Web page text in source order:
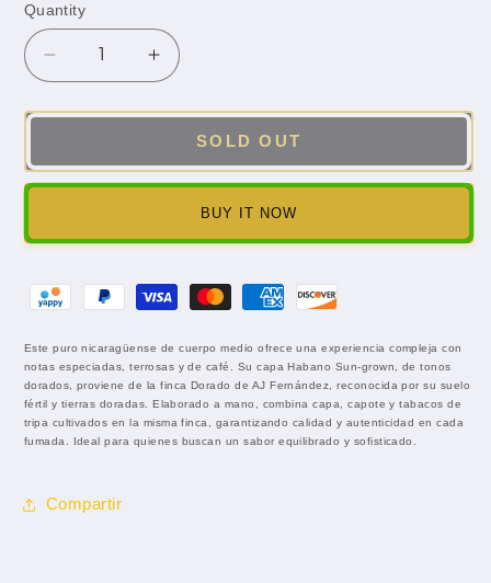
Quantity
Quantity
Decrease
quantity
for
Fernandez
New
Figurado
Increase
quantity
for
Fernandez
New
World
Figurado
SOLD OUT
BUY IT NOW
Este puro nicaragüense de cuerpo medio ofrece una experiencia compleja con
notas especiadas, terrosas y de café. Su capa Habano Sun-grown, de tonos
dorados, proviene de la finca Dorado de AJ Fernández, reconocida por su suelo
fértil y tierras doradas. Elaborado a mano, combina capa, capote y tabacos de
tripa cultivados en la misma finca, garantizando calidad y autenticidad en cada
fumada. Ideal para quienes buscan un sabor equilibrado y sofisticado.
Compartir